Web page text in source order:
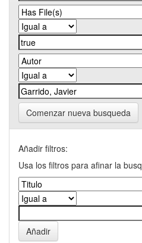
Comenzar nueva busqueda
Añadir filtros:
Usa los filtros para afinar la